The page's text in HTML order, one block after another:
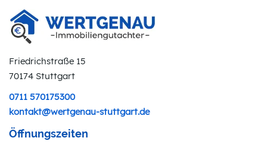
Friedrichstraße 15
70174 Stuttgart
0711 570175300
kontakt@wertgenau-stuttgart.de
Öffnungszeiten